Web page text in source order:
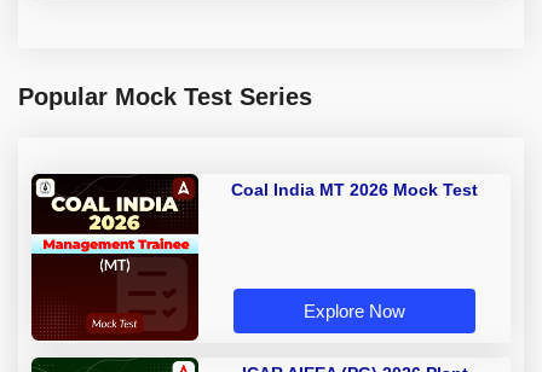
Popular Mock Test Series
Coal India MT 2026 Mock Test
Explore Now